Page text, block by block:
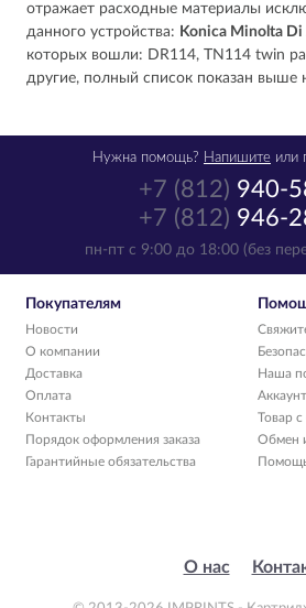
отражает расходные материалы
данного устройства: Konica Minolta Di
которых вошли: DR114, TN114 twin
другие, полный список показан выше
+7 (812) 940-
+7 (812) 946-
пн-пт с 9:00 до 18:00 (без
Нужна помощь? Напишите или
Покупателям
Новости
О компании
Доставка
Оплата
Контакты
Порядок оформления заказа
Гарантийные обязательства
Наша
Аккаунт
Товар
Обмен
Помощь
О нас